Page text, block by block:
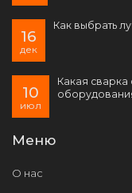
16
дек
Как выбрать
10
июл
Какая сварка
Меню
О нас